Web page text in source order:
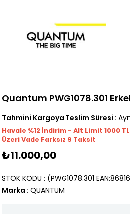
Quantum PWG1078.301
Tahmini Kargoya Teslim Süresi :
Havale %12 İndirim - Alt Limit 1000 TL
Üzeri Vade Farksız 9 Taksit
₺11.000,00
(PWG1078.301
STOK KODU
Marka : QUANTUM